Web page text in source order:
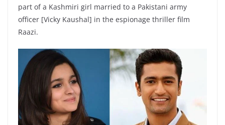
part of a Kashmiri girl married to a Pakistani army
officer [Vicky Kaushal] in the espionage thriller film
Raazi.